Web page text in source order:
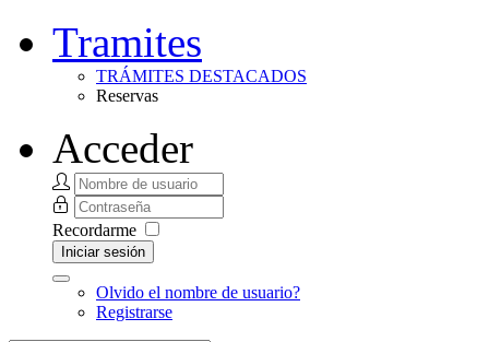
Tramites
TRÁMITES DESTACADOS
Reservas
Acceder
Recordarme
Iniciar sesión
Olvido el nombre de usuario?
Registrarse